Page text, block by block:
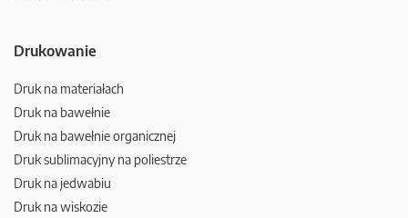
Drukowanie
Druk na materiałach
Druk na bawełnie
Druk na bawełnie organicznej
Druk sublimacyjny na poliestrze
Druk na jedwabiu
Druk na wiskozie